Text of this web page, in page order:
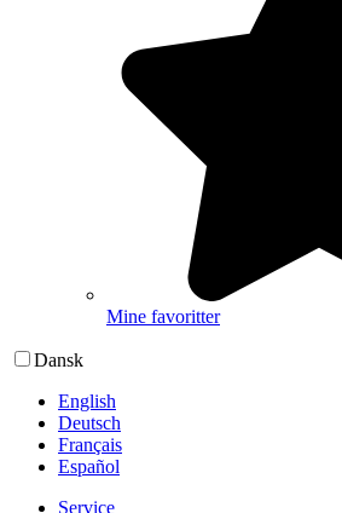
Mine favoritter
Dansk
English
Deutsch
Français
Español
Service